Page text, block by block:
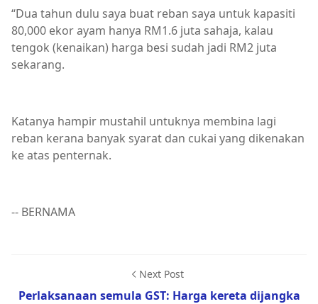
“Dua tahun dulu saya buat reban saya untuk kapasiti
80,000 ekor ayam hanya RM1.6 juta sahaja, kalau
tengok (kenaikan) harga besi sudah jadi RM2 juta
sekarang.
Katanya hampir mustahil untuknya membina lagi
reban kerana banyak syarat dan cukai yang dikenakan
ke atas penternak.
-- BERNAMA
Next Post
Perlaksanaan semula GST: Harga kereta dijangka